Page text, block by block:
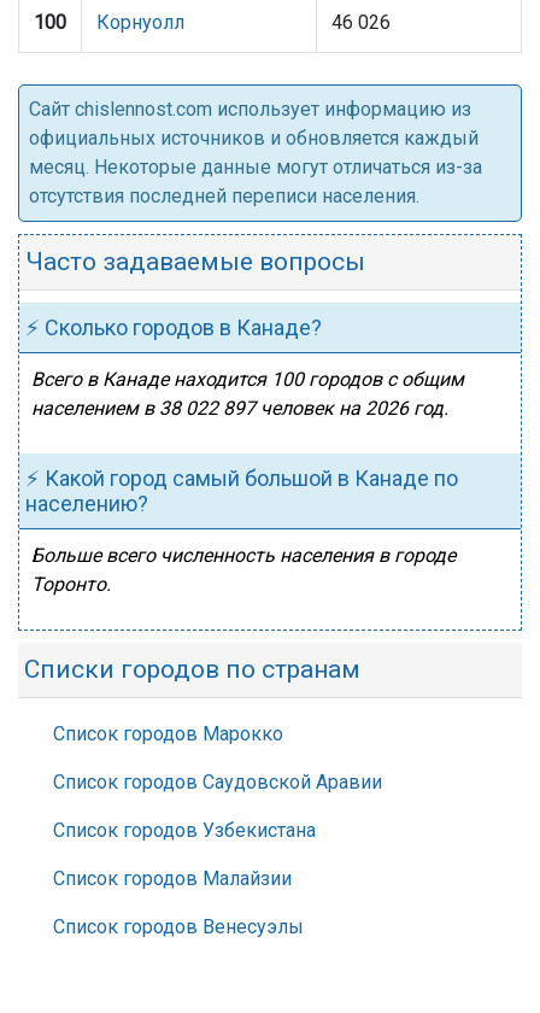
100 Корнуолл 46 026
Cайт chislennost.com использует информацию из
официальных источников и обновляется каждый
месяц. Некоторые данные могут отличаться из-за
отсутствия последней переписи населения.
Часто задаваемые вопросы
⚡ Сколько городов в Канаде?
Всего в Канаде находится 100 городов с общим
населением в 38 022 897 человек на 2026 год.
⚡ Какой город самый большой в Канаде по
населению?
Больше всего численность населения в городе
Торонто.
Списки городов по странам
Список городов Марокко
Список городов Саудовской Аравии
Список городов Узбекистана
Список городов Малайзии
Список городов Венесуэлы